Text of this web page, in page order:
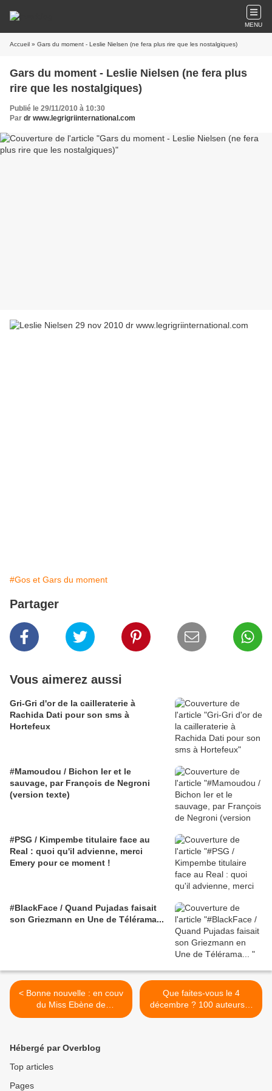
MENU
Accueil » Gars du moment - Leslie Nielsen (ne fera plus rire que les nostalgiques)
Gars du moment - Leslie Nielsen (ne fera plus
rire que les nostalgiques)
Publié le 29/11/2010 à 10:30
Par dr www.legrigriinternational.com
#Gos et Gars du moment
Partager
Vous aimerez aussi
Gri-Gri d'or de la cailleraterie à
Rachida Dati pour son sms à
Hortefeux
#Mamoudou / Bichon Ier et le
sauvage, par François de Negroni
(version texte)
#PSG / Kimpembe titulaire face au
Real : quoi qu'il advienne, merci
Emery pour ce moment !
#BlackFace / Quand Pujadas faisait
son Griezmann en Une de Télérama...
< Bonne nouvelle : en couv
du Miss Ebène de
novembre 2010 il y a une
Que faites-vous le 4
décembre ? 100 auteurs à
la 63ème Journée
Hébergé par Overblog
Top articles
Pages